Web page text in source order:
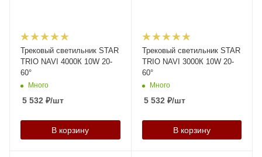
Трековый светильник STAR
TRIO NAVI 4000К 10W 20-
60°
Много
5 532 ₽/шт
В корзину
Трековый светильник STAR
TRIO NAVI 3000К 10W 20-
60°
Много
5 532₽/шт
В корзину